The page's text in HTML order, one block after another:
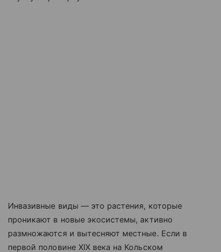
Инвазивные виды — это растения, которые
проникают в новые экосистемы, активно
размножаются и вытесняют местные. Если в
первой половине XIX века на Кольском